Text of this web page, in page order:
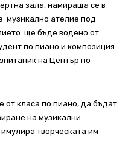
зала, намираща се в
музикално ателие под
ще бъде водено от
по пиано и композиция
на Център по
от класа по пиано, да бъдат
на музикални
творческата им